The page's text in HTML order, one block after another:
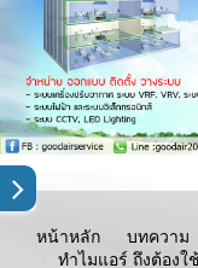
หน้าหลัก บทความ
ทำไมแอร์ ถึงต้องใ